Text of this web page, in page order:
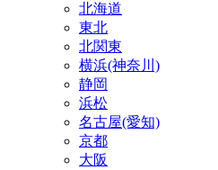
北海道
東北
北関東
横浜(神奈川)
静岡
浜松
名古屋(愛知)
京都
大阪